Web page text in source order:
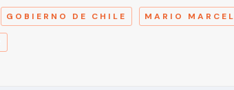
GOBIERNO DE CHILE MARIO MARCEL